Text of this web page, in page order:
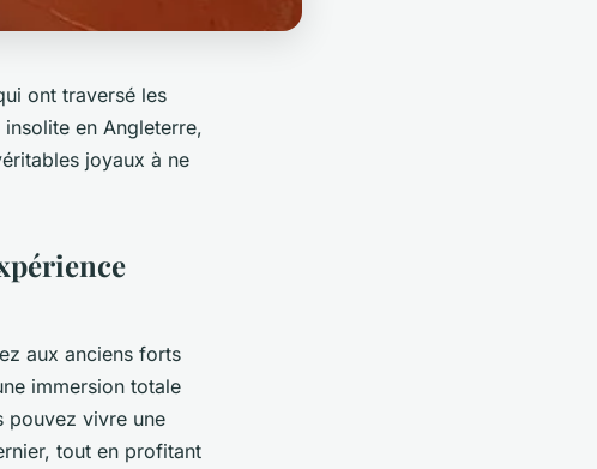
ont traversé les
en Angleterre,
joyaux à ne
aux anciens forts
immersion totale
pouvez vivre une
tout en profitant